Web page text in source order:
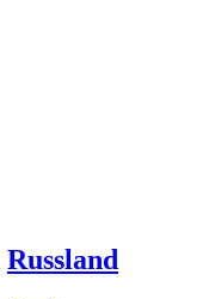
Russland